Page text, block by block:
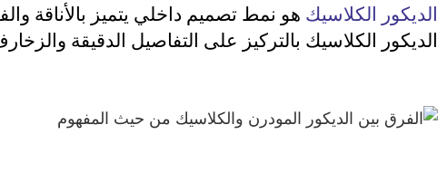
الديكور الكلاسيك هو نمط تصميم داخلي يتميز بالأناقة
الديكور الكلاسيك بالتركيز على التفاصيل الدقيقة